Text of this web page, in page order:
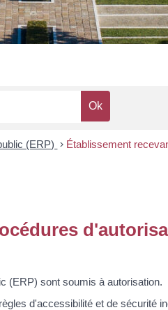
(ERP) > Établissement
(ERP) sont soumis à autorisation.
d'accessibilité et de sécurité